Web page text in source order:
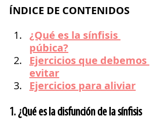
ÍNDICE DE CONTENIDOS
¿Qué es la sínfisis
púbica?
Ejercicios que debemos
evitar
Ejercicios para aliviar
1. ¿Qué es la disfunción de la sínfisis